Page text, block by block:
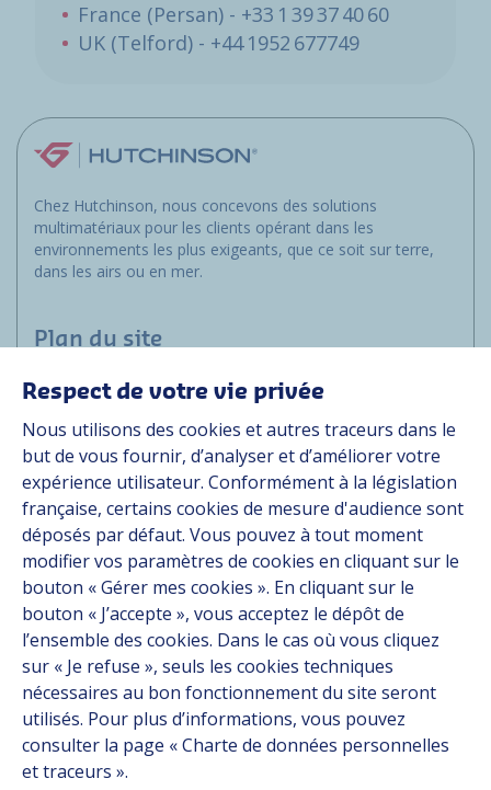
France (Persan) - +33 1 39 37 40 60
UK (Telford) - +44 1952 677749
Chez Hutchinson, nous concevons des solutions
multimatériaux pour les clients opérant dans les
environnements les plus exigeants, que ce soit sur terre,
dans les airs ou en mer.
Plan du site
Marchés
Solutions
Ressources
À propos
Carrière
Contact
Suivez-nous
Linkedin
Instagram
Respect de votre vie privée
Nous utilisons des cookies et autres traceurs dans le
but de vous fournir, d’analyser et d’améliorer votre
expérience utilisateur. Conformément à la législation
française, certains cookies de mesure d'audience sont
déposés par défaut. Vous pouvez à tout moment
modifier vos paramètres de cookies en cliquant sur le
bouton « Gérer mes cookies ». En cliquant sur le
bouton « J’accepte », vous acceptez le dépôt de
l’ensemble des cookies. Dans le cas où vous cliquez
sur « Je refuse », seuls les cookies techniques
nécessaires au bon fonctionnement du site seront
utilisés. Pour plus d’informations, vous pouvez
consulter la page « Charte de données personnelles
et traceurs ».